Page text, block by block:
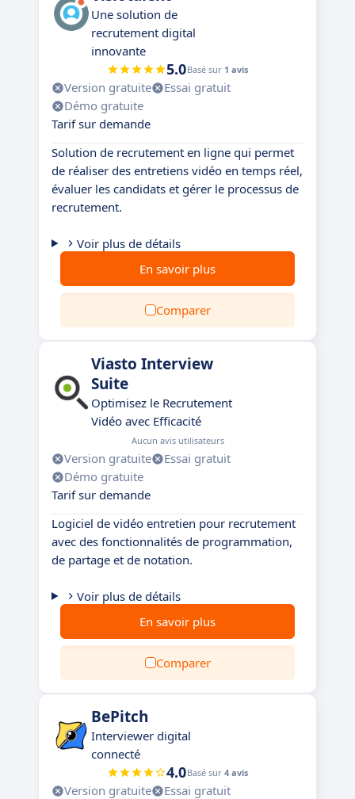
Une solution de
recrutement digital
innovante
5.0Basé sur 1 avis
Version gratuite
Essai gratuit
Démo gratuite
Tarif sur demande
Solution de recrutement en ligne qui permet
de réaliser des entretiens vidéo en temps réel,
évaluer les candidats et gérer le processus de
recrutement.
Voir plus de détails
En savoir plus
Comparer
Viasto Interview
Suite
Optimisez le Recrutement
Vidéo avec Efficacité
Aucun avis utilisateurs
Version gratuite
Essai gratuit
Démo gratuite
Tarif sur demande
Logiciel de vidéo entretien pour recrutement
avec des fonctionnalités de programmation,
de partage et de notation.
Voir plus de détails
En savoir plus
Comparer
BePitch
Interviewer digital
connecté
4.0Basé sur 4 avis
Version gratuite
Essai gratuit